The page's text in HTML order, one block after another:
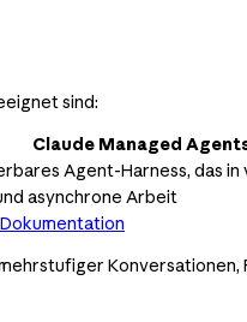
sind:
Claude Managed
Agent-Harness, das
asynchrone Arbeit
Konversationen,